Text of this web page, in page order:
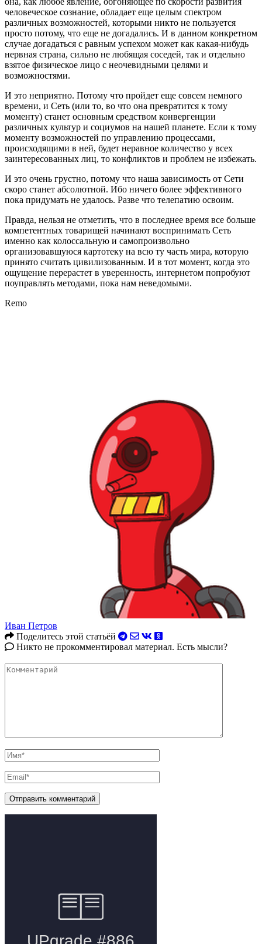
человеческое сознание, обладает еще целым спектром
различных возможностей, которыми никто не пользуется
просто потому, что еще не догадались. И в данном конкретном
случае догадаться с равным успехом может как какая-нибудь
нервная страна, сильно не любящая соседей, так и отдельно
взятое физическое лицо с неочевидными целями и
возможностями.
И это неприятно. Потому что пройдет еще совсем немного
времени, и Сеть (или то, во что она превратится к тому
моменту) станет основным средством конвергенции
различных культур и социумов на нашей планете. Если к тому
моменту возможностей по управлению процессами,
происходящими в ней, будет неравное количество у всех
заинтересованных лиц, то конфликтов и проблем не избежать.
И это очень грустно, потому что наша зависимость от Сети
скоро станет абсолютной. Ибо ничего более эффективного
пока придумать не удалось. Разве что телепатию освоим.
Правда, нельзя не отметить, что в последнее время все больше
компетентных товарищей начинают воспринимать Сеть
именно как колоссальную и самопроизвольно
организовавшуюся картотеку на всю ту часть мира, которую
принято считать цивилизованным. И в тот момент, когда это
ощущение перерастет в уверенность, интернетом попробуют
поуправлять методами, пока нам неведомыми.
Remo
Иван Петров
Поделитесь этой статьёй
Никто не прокомментировал материал. Есть мысли?